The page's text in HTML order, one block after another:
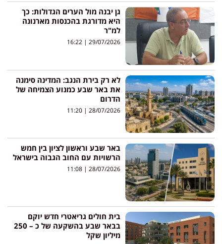
גן יבנה מול הערים הגדולות: כך
היא מדורגת בהכנסות מארנונה
למ"ר
29/07/2026
לא רק בירת הנגב: המדינה סימנה
את באר שבע כמנוע הצמיחה של
הדרום
28/07/2026
באר שבע וראשון לציון בין חמש
הרשויות עם החוב הגבוה בישראל
28/07/2026
בית חולים גריאטרי חדש יוקם
בבאר שבע בהשקעה של כ – 250
מיליון שקל